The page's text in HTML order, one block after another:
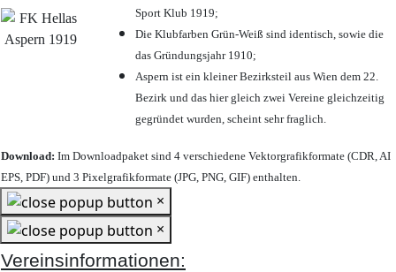
Sport Klub 1919;
Die Klubfarben Grün-Weiß sind identisch, sowie die
das Gründungsjahr 1910;
Aspern ist ein kleiner Bezirksteil aus Wien dem 22.
Bezirk und das hier gleich zwei Vereine gleichzeitig
gegründet wurden, scheint sehr fraglich.
Download: Im Downloadpaket sind 4 verschiedene Vektorgrafikformate (CDR, AI
EPS, PDF) und 3 Pixelgrafikformate (JPG, PNG, GIF) enthalten.
×
×
Vereinsinformationen: